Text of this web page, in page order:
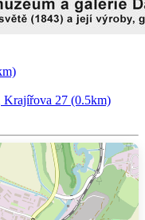
Krajířova 27 (0.5km)